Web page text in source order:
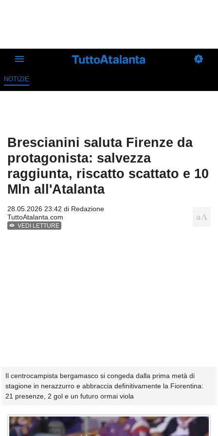
NOTIZIE
Brescianini saluta Firenze da
protagonista: salvezza
raggiunta, riscatto scattato e 10
Mln all'Atalanta
28.05.2026 23:42 di Redazione
TuttoAtalanta.com
VEDI LETTURE
Il centrocampista bergamasco si congeda dalla prima metà di
stagione in nerazzurro e abbraccia definitivamente la Fiorentina:
21 presenze, 2 gol e un futuro ormai viola